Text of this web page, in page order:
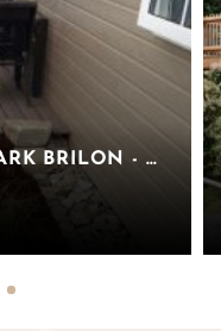
CAMPING UND FERIENPARK BRILON - CHALETS NORDRHEIN-WESTFALEN